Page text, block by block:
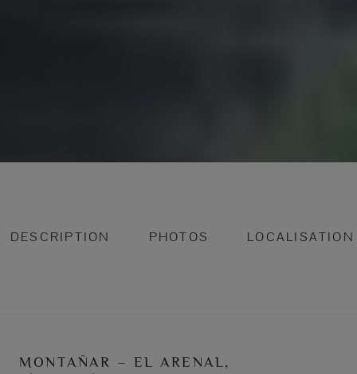
DESCRIPTION PHOTOS LOCALISATION
MONTAÑAR – EL ARENAL,